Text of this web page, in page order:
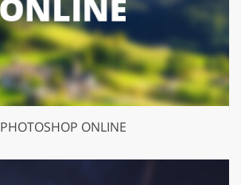
PHOTOSHOP ONLINE